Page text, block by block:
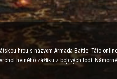
hrou s názvom Armada Battle. Táto
herného zážitku z bojových lodí.